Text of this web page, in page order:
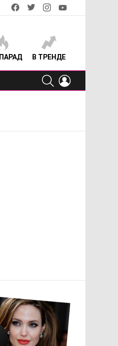
facebooktwitterinstagram
В ТРЕНДЕ
SEARCH